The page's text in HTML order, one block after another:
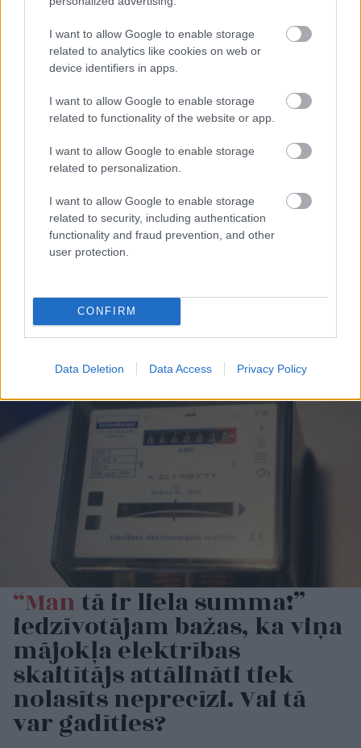
I want to allow Google to enable storage
related to analytics like cookies on web or
device identifiers in apps.
I want to allow Google to enable storage
related to functionality of the website or app.
I want to allow Google to enable storage
related to personalization.
I want to allow Google to enable storage
related to security, including authentication
functionality and fraud prevention, and other
user protection.
CONFIRM
Data Deletion Data Access Privacy Policy
“Spāņi aiz šausmām
vēstule sacēlusi vētru
Latvijā, bet ko par to
domā spāņi?
Šodien centies neļaut
emocijām pārāk spēcīgi
ietekmēt tavus
Jauns
pavērsiena
Lietuvā nogalinātā
feldšera lietā: no
apcietinājuma
“Mantā ir liela summa!”
iedzīvotājam bažas, ka viņa
mājokļa elektrības
skaitītājs attālināti tiek
nolasīts neprecīzi. Vai tā
var gadīties?